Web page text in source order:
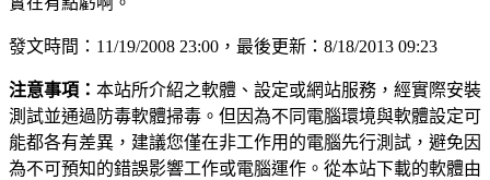
發文時間：11/19/2008 23:00，最後更新：8/18/2013 09:23
注意事項： 本站所介紹之軟體、設定或網站服務，經實際安裝
測試並通過防毒軟體掃毒。但因為不同電腦環境與軟體設定可
能都各有差異，建議您僅在非工作用的電腦先行測試，避免因
為不可預知的錯誤影響工作或電腦運作。從本站下載的軟體由